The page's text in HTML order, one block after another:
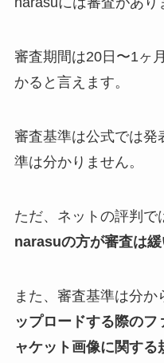
審査期間は20日〜1ヶ
かると言えます。
審査基準は公式では発
準は分かりません。
ただ、ネットの評判で
narasuの方が審査は
また、審査基準は分か
ップロードする際の
ャケット画像に関する